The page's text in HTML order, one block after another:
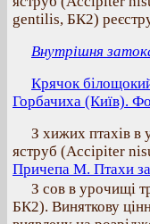
gentilis, БК2)
Внутрішня
Крячок
Горбачиха (Київ).
З хижих птахів в
яструб (Accipiter
Причепа М. Птахи
З сов в урочищі
БК2). Виняткову